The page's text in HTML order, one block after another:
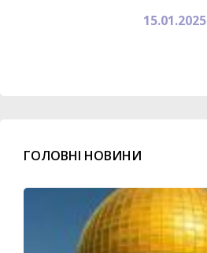
15.01.2025
ГОЛОВНІ НОВИНИ